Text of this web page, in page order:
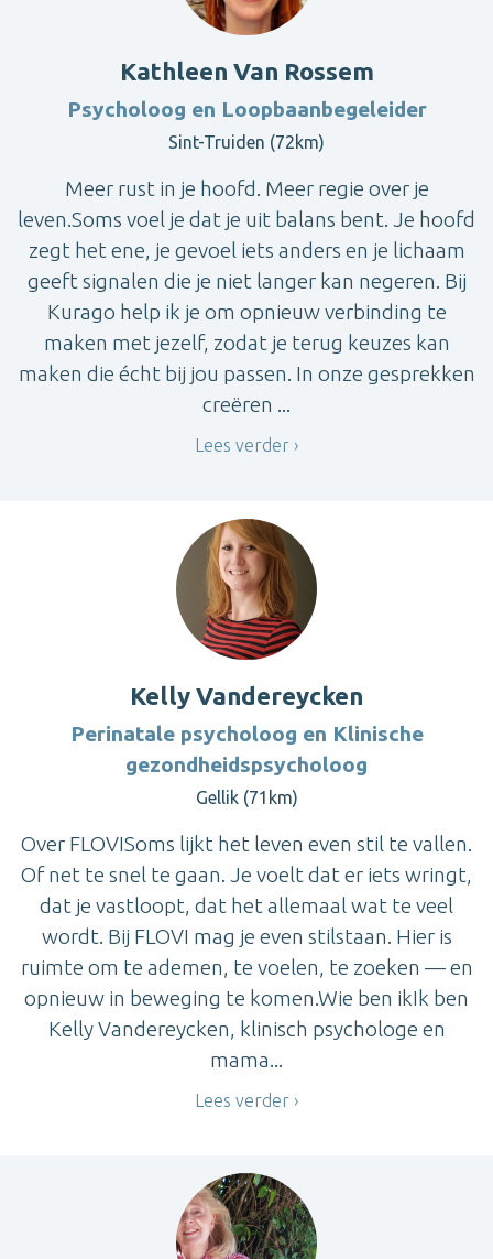
Kathleen Van Rossem
Psycholoog en Loopbaanbegeleider
Sint-Truiden (72km)
Meer rust in je hoofd. Meer regie over je
leven.Soms voel je dat je uit balans bent. Je hoofd
zegt het ene, je gevoel iets anders en je lichaam
geeft signalen die je niet langer kan negeren. Bij
Kurago help ik je om opnieuw verbinding te
maken met jezelf, zodat je terug keuzes kan
maken die écht bij jou passen. In onze gesprekken
creëren ...
Lees verder
Kelly Vandereycken
Perinatale psycholoog en Klinische
gezondheidspsycholoog
Gellik (71km)
Over FLOVISoms lijkt het leven even stil te vallen.
Of net te snel te gaan. Je voelt dat er iets wringt,
dat je vastloopt, dat het allemaal wat te veel
wordt. Bij FLOVI mag je even stilstaan. Hier is
ruimte om te ademen, te voelen, te zoeken — en
opnieuw in beweging te komen.Wie ben ikIk ben
Kelly Vandereycken, klinisch psychologe en
mama...
Lees verder